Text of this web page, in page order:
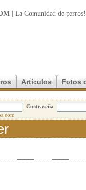
| La Comunidad de perros!
Artículos Fotos
Contraseña